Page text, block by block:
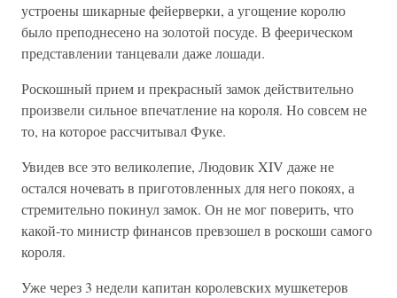
устроены шикарные фейерверки, а угощение королю
было преподнесено на золотой посуде. В феерическом
представлении танцевали даже лошади.
Роскошный прием и прекрасный замок действительно
произвели сильное впечатление на короля. Но совсем не
то, на которое рассчитывал Фуке.
Увидев все это великолепие, Людовик XIV даже не
остался ночевать в приготовленных для него покоях, а
стремительно покинул замок. Он не мог поверить, что
какой-то министр финансов превзошел в роскоши самого
короля.
Уже через 3 недели капитан королевских мушкетеров